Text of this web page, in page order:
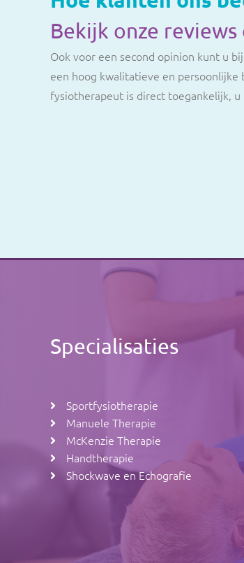
Bekijk onze
Ook voor een second opinion kunt u
een hoog kwalitatieve en
fysiotherapeut is direct toegankelijk,
Specialisaties
Sportfysiotherapie
Manuele Therapie
McKenzie Therapie
Handtherapie
Shockwave enEchografie